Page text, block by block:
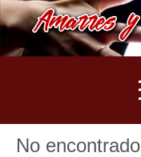
No encontrado